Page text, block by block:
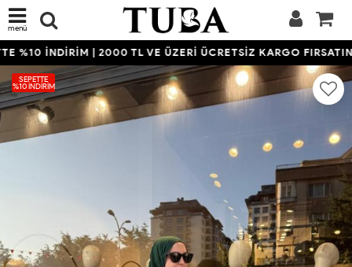
menü
%10 İNDİRİM | 2000 TL VE ÜZERİ ÜCRETSİZ KARGO FIRSATINI
SEPETTE
%10 İNDIRIM